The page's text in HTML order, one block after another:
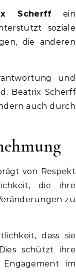
Scherff ein
soziale
die anderen
und
Beatrix Scherff
auch durch
von Respekt
die ihre
zu
dass sie
schützt ihre
im